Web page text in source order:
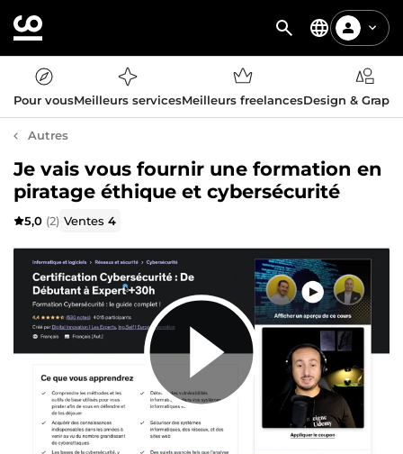
Pour vousMeilleurs servicesMeilleurs freelancesDesign &
Autres
Je vais vous fournir une formation en
piratage éthique et cybersécurité
5,0 (2) Ventes4